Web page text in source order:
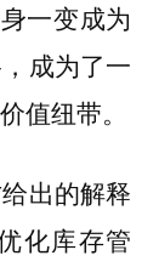
一变成为
成为了一
值纽带。
出的解释
化库存管